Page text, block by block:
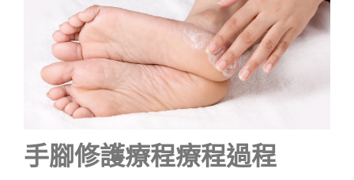
手腳修護療程療程過程